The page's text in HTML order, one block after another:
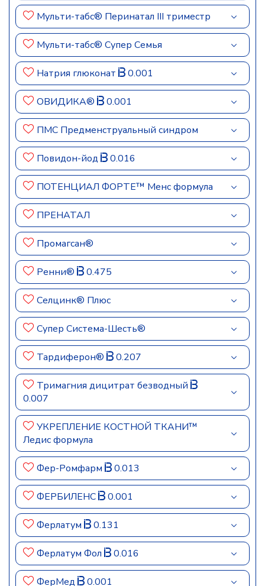
Мульти-табс® Перинатал III триместр
Мульти-табс® Супер Семья
Натрия глюконат 0.001
ОВИДИКА® 0.001
ПМС Предменструальный синдром
Повидон-йод 0.016
ПОТЕНЦИАЛ ФОРТЕ™ Менс формула
ПРЕНАТАЛ
Промагсан®
Ренни® 0.475
Селцинк® Плюс
Супер Система-Шесть®
Тардиферон® 0.207
Тримагния дицитрат безводный
0.007
УКРЕПЛЕНИЕ КОСТНОЙ ТКАНИ™
Ледис формула
Фер-Ромфарм 0.013
ФЕРБИЛЕНС 0.001
Ферлатум 0.131
Ферлатум Фол 0.016
ФерМед 0.001